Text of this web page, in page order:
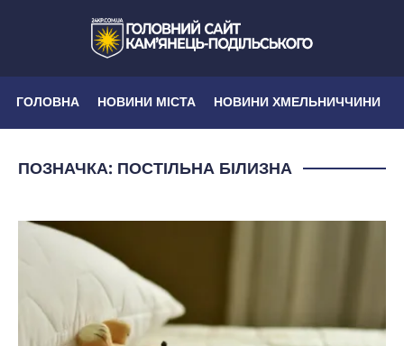
ГОЛОВНА НОВИНИ МІСТА НОВИНИ ХМЕЛЬНИЧЧИНИ
ПОЗНАЧКА: ПОСТІЛЬНА БІЛИЗНА